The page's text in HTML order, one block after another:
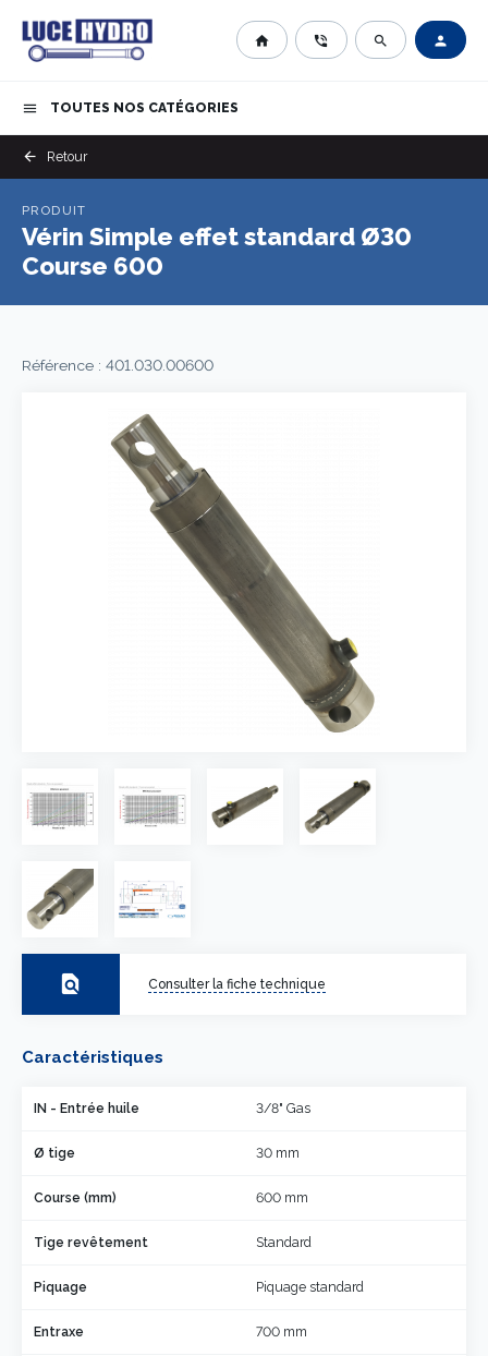
home phone_in_talk search person
menu TOUTES NOS CATÉGORIES
arrow_back Retour
PRODUIT
Vérin Simple effet standard Ø30
Course 600
Référence : 401.030.00600
find_in_page Consulter la fiche technique
Caractéristiques
IN - Entrée huile 3/8" Gas
Ø tige 30 mm
Course (mm) 600 mm
Tige revêtement Standard
Piquage Piquage standard
Entraxe 700 mm